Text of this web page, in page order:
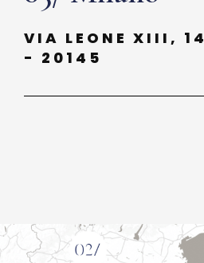
VIA LEONE XIII, 14
- 20145